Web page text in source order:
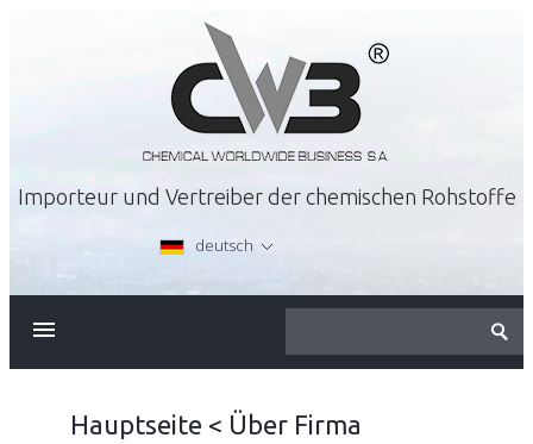
Importeur und Vertreiber der chemischen Rohstoffe
deutsch
Hauptseite< Über Firma